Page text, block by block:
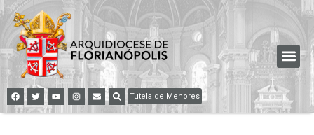
Tutela de Menores